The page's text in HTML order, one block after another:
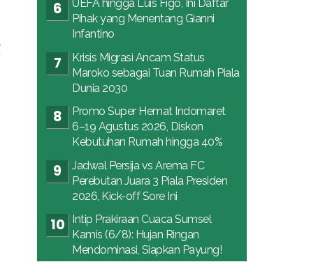
UEFA hingga Luis Figo, Ini Daftar
Pihak yang Menentang Gianni
Infantino
Krisis Migrasi Ancam Status
Maroko sebagai Tuan Rumah Piala
Dunia 2030
Promo Super Hemat Indomaret
6–19 Agustus 2026, Diskon
Kebutuhan Rumah hingga 40%
Jadwal Persija vs Arema FC
Perebutan Juara 3 Piala Presiden
2026, Kick-off Sore Ini
Intip Prakiraan Cuaca Sumsel
Kamis (6/8): Hujan Ringan
Mendominasi, Siapkan Payung!